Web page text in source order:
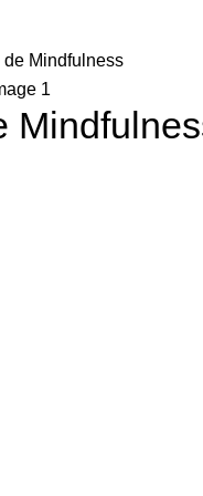
Mindfulness